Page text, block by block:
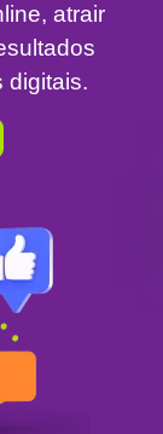
atrair
digitais.